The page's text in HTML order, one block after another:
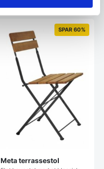
Vi prismatcher
SPAR 60%
Meta terrassestol